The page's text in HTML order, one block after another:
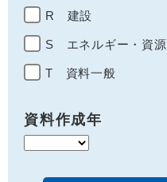
R 建設
S エネルギー・資源
T 資料一般
資料作成年